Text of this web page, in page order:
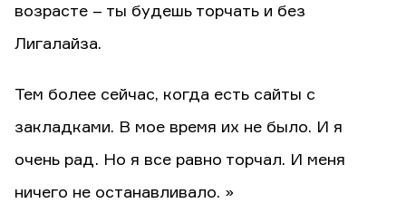
возрасте – ты будешь торчать и без
Лигалайза.
Тем более сейчас, когда есть сайты с
закладками. В мое время их не было. И я
очень рад. Но я все равно торчал. И меня
ничего не останавливало. »